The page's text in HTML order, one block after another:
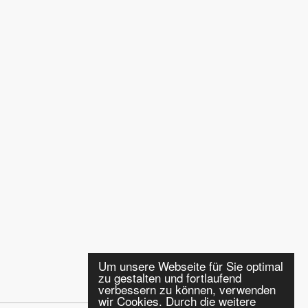
Um unsere Webseite für Sie optimal
zu gestalten und fortlaufend
verbessern zu können, verwenden
wir Cookies. Durch die weitere